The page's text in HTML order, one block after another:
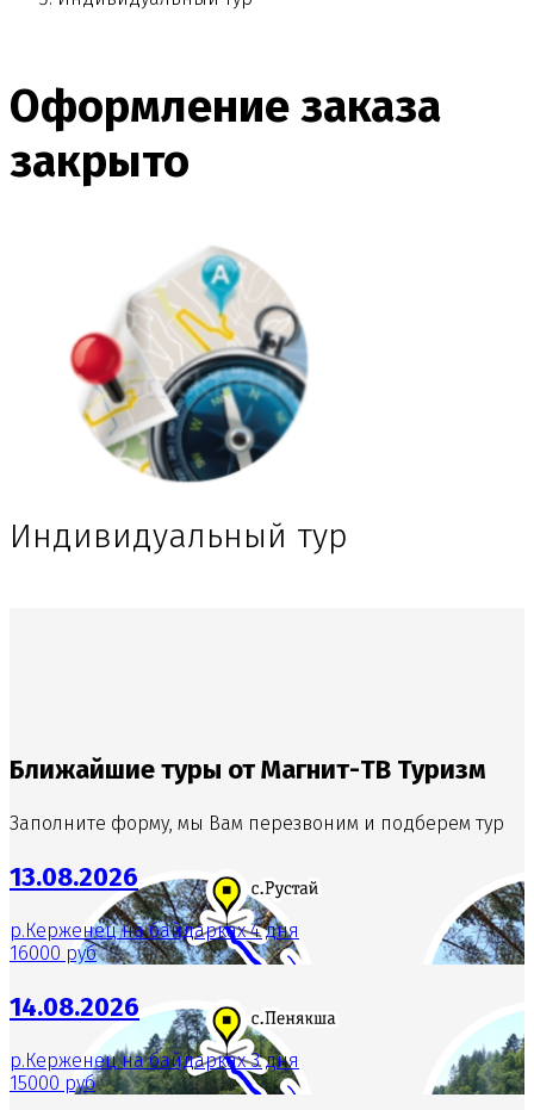
Оформление заказа
закрыто
Индивидуальный тур
Ближайшие туры от Магнит-ТВ Туризм
Заполните форму, мы Вам перезвоним и подберем тур
13.08.2026
р.Керженец на байдарках 4 дня
16000 руб
14.08.2026
р.Керженец на байдарках 3 дня
15000 руб